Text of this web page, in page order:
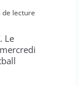
de lecture
Le